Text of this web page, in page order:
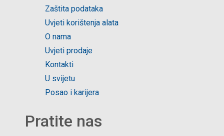
Zaštita podataka
Uvjeti korištenja alata
O nama
Uvjeti prodaje
Kontakti
U svijetu
Posao i karijera
Pratite nas